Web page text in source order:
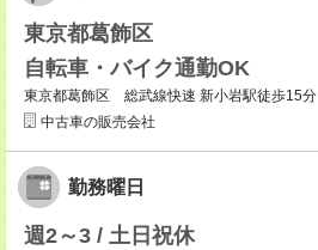
東京都葛飾区
自転車・バイク通勤OK
東京都葛飾区 総武線快速 新小岩駅徒歩15分
中古車の販売会社
勤務曜日
週2～3 / 土日祝休